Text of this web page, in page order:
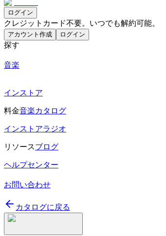
ログイン
クレジットカード不要。いつでも解約可能。
アカウント作成 ログイン
探す
音楽
インストア
料金音楽カタログ
インストアラジオ
リソースブログ
ヘルプセンター
お問い合わせ
カタログに戻る